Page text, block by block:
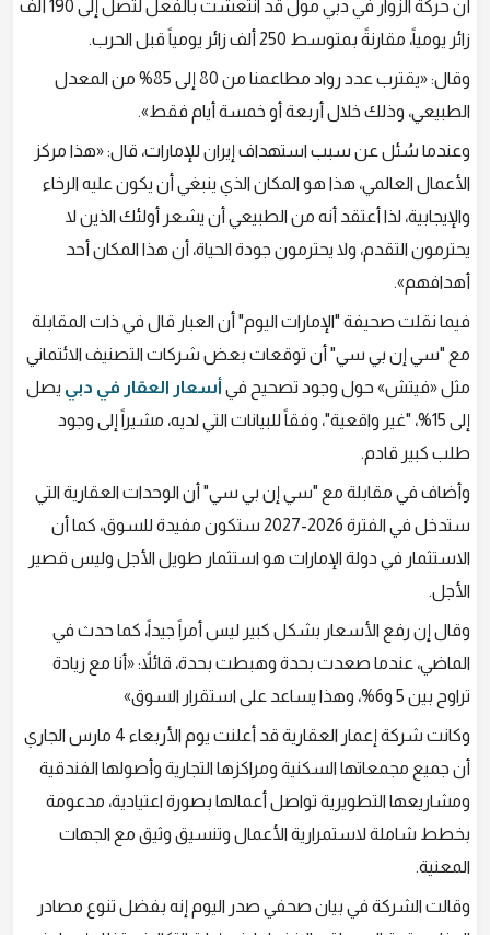
أن حركة الزوار في دبي مول قد انتعشت بالفعل لتصل إلى 190 ألف
زائر يومياً، مقارنةً بمتوسط 250 ألف زائر يومياً قبل الحرب.
وقال: «يقترب عدد رواد مطاعمنا من 80 إلى 85% من المعدل
الطبيعي، وذلك خلال أربعة أو خمسة أيام فقط».
وعندما سُئل عن سبب استهداف إيران للإمارات، قال: «هذا مركز
الأعمال العالمي، هذا هو المكان الذي ينبغي أن يكون عليه الرخاء
والإيجابية، لذا أعتقد أنه من الطبيعي أن يشعر أولئك الذين لا
يحترمون التقدم، ولا يحترمون جودة الحياة، أن هذا المكان أحد
أهدافهم».
فيما نقلت صحيفة "الإمارات اليوم" أن العبار قال في ذات المقابلة
مع "سي إن بي سي" أن توقعات بعض شركات التصنيف الائتماني
مثل «فيتش» حول وجود تصحيح في أسعار العقار في دبي يصل
إلى 15%، "غير واقعية"، وفقاً للبيانات التي لديه، مشيراً إلى وجود
طلب كبير قادم.
وأضاف في مقابلة مع "سي إن بي سي" أن الوحدات العقارية التي
ستدخل في الفترة 2026-2027 ستكون مفيدة للسوق، كما أن
الاستثمار في دولة الإمارات هو استثمار طويل الأجل وليس قصير
الأجل.
وقال إن رفع الأسعار بشكل كبير ليس أمراً جيداً، كما حدث في
الماضي، عندما صعدت بحدة وهبطت بحدة، قائلاً: «أنا مع زيادة
تراوح بين 5 و6%؜، وهذا يساعد على استقرار السوق»
وكانت شركة إعمار العقارية قد أعلنت يوم الأربعاء 4 مارس الجاري
أن جميع مجمعاتها السكنية ومراكزها التجارية وأصولها الفندقية
ومشاريعها التطويرية تواصل أعمالها بصورة اعتيادية، مدعومة
بخطط شاملة لاستمرارية الأعمال وتنسيق وثيق مع الجهات
المعنية.
وقالت الشركة في بيان صحفي صدر اليوم إنه بفضل تنوع مصادر